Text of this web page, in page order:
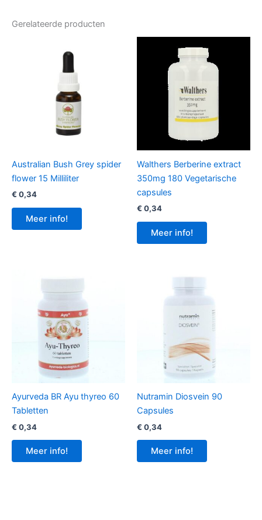
Gerelateerde producten
Australian Bush Grey spider
flower 15 Milliliter
€ 0,34
Meer info!
Walthers Berberine extract
350mg 180 Vegetarische
capsules
€ 0,34
Meer info!
Ayurveda BR Ayu thyreo 60
Tabletten
€ 0,34
Meer info!
Nutramin Diosvein 90
Capsules
€ 0,34
Meer info!